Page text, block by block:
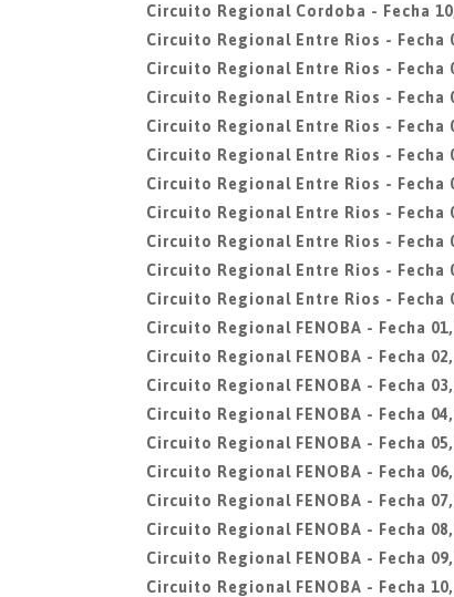
Circuito Regional Cordoba - Fecha
Circuito Regional Entre Rios - Fecha
Circuito Regional Entre Rios - Fecha
Circuito Regional Entre Rios - Fecha
Circuito Regional Entre Rios - Fecha
Circuito Regional Entre Rios - Fecha
Circuito Regional Entre Rios - Fecha
Circuito Regional Entre Rios - Fecha
Circuito Regional Entre Rios - Fecha
Circuito Regional Entre Rios - Fecha
Circuito Regional Entre Rios - Fecha
Circuito Regional FENOBA - Fecha
Circuito Regional FENOBA - Fecha
Circuito Regional FENOBA - Fecha
Circuito Regional FENOBA - Fecha
Circuito Regional FENOBA - Fecha
Circuito Regional FENOBA - Fecha
Circuito Regional FENOBA - Fecha
Circuito Regional FENOBA - Fecha
Circuito Regional FENOBA - Fecha
Circuito Regional FENOBA - Fecha